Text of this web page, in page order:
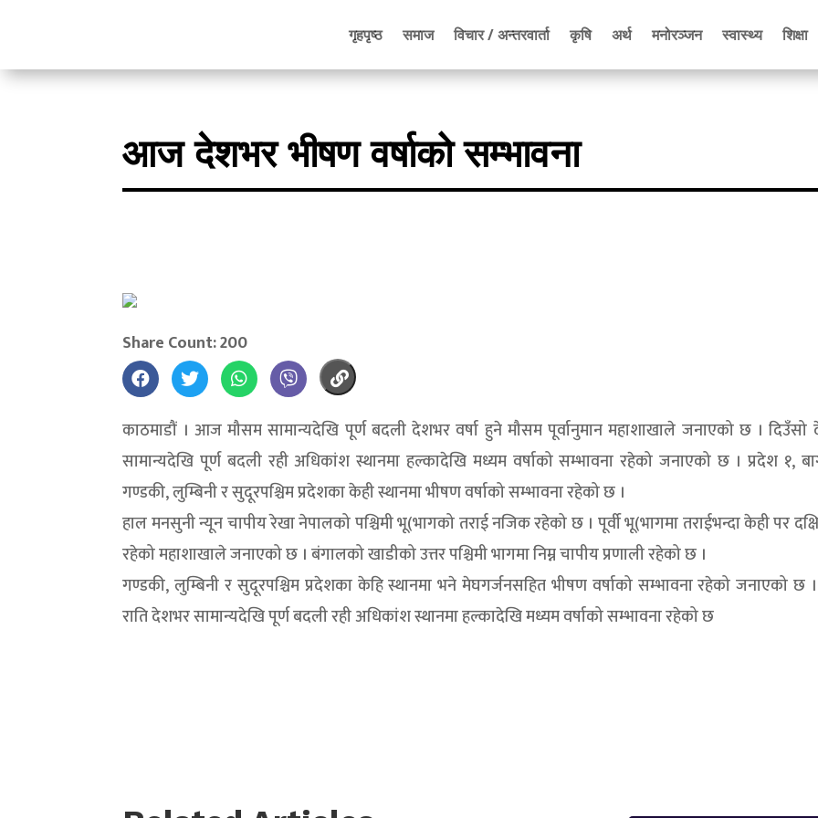
गृहपृष्ठ समाज विचार / अन्तरवार्ता कृषि अर्थ मनोरञ्जन स्वास्थ्य शिक्षा
आज देशभर भीषण वर्षाको सम्भावना
Share Count: 200
काठमाडौं । आज मौसम सामान्यदेखि पूर्ण बदली देशभर वर्षा हुने मौसम पूर्वानुमान महाशाखाले जनाएको छ ।
सामान्यदेखि पूर्ण बदली रही अधिकांश स्थानमा हल्कादेखि मध्यम वर्षाको सम्भावना रहेको जनाएको छ । प्रदेश १,
गण्डकी‚ लुम्बिनी र सुदूरपश्चिम प्रदेशका केही स्थानमा भीषण वर्षाको सम्भावना रहेको छ ।
हाल मनसुनी न्यून चापीय रेखा नेपालको पश्चिमी भू(भागको तराई नजिक रहेको छ । पूर्वी भू(भागमा तराईभन्दा केही पर
रहेको महाशाखाले जनाएको छ । बंगालको खाडीको उत्तर पश्चिमी भागमा निम्न चापीय प्रणाली रहेको छ ।
गण्डकी, लुम्बिनी र सुदूरपश्चिम प्रदेशका केहि स्थानमा भने मेघगर्जनसहित भीषण वर्षाको सम्भावना रहेको जनाएको छ
राति देशभर सामान्यदेखि पूर्ण बदली रही अधिकांश स्थानमा हल्कादेखि मध्यम वर्षाको सम्भावना रहेको छ